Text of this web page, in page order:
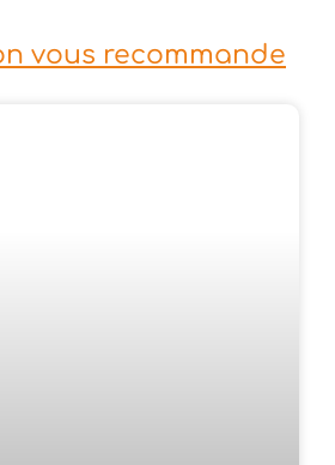
vous recommande